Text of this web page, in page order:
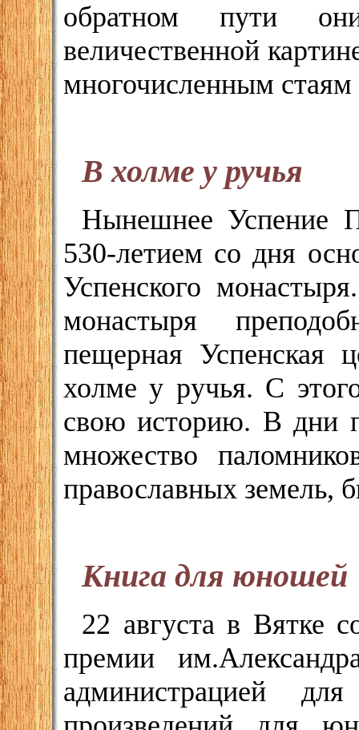
обратном пути
величественной
многочисленным
В холме у ручья
Нынешнее Успение
530-летием со дня
Успенского
монастыря
пещерная Успенская
холме у ручья. С
свою историю. В дни
множество
православных земель,
Книга для юношей
22 августа в Вятке
премии
администрацией